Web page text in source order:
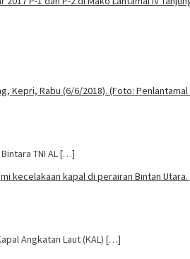
TNI AL […]
Angkatan Laut (KAL) […]